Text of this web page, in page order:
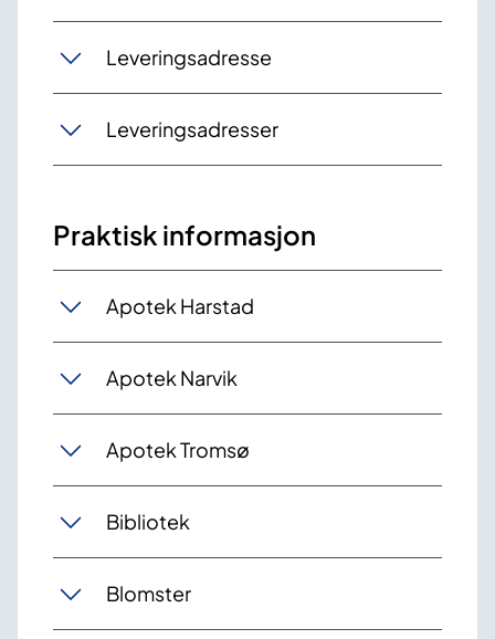
Leveringsadresse
Leveringsadresser
Praktisk informasjon
Apotek Harstad
Apotek Narvik
Apotek Tromsø
Bibliotek
Blomster